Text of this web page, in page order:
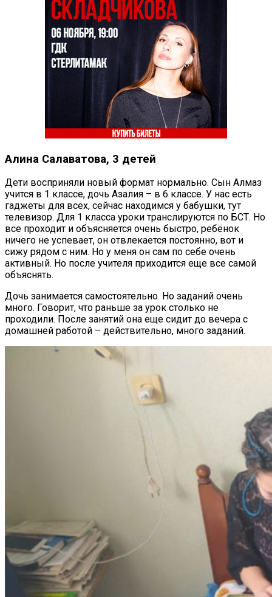
Алина Салаватова, 3 детей
Дети восприняли новый формат нормально. Сын Алмаз
учится в 1 классе, дочь Азалия – в 6 классе. У нас есть
гаджеты для всех, сейчас находимся у бабушки, тут
телевизор. Для 1 класса уроки транслируются по БСТ. Но
все проходит и объясняется очень быстро, ребёнок
ничего не успевает, он отвлекается постоянно, вот и
сижу рядом с ним. Но у меня он сам по себе очень
активный. Но после учителя приходится еще все самой
объяснять.
Дочь занимается самостоятельно. Но заданий очень
много. Говорит, что раньше за урок столько не
проходили. После занятий она еще сидит до вечера с
домашней работой – действительно, много заданий.